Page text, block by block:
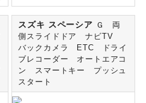
スズキ スペーシア
Ｇ 両
側スライドドア ナビTV
バックカメラ ETC ドライ
ブレコーダー オートエアコ
ン スマートキー プッシュ
スタート